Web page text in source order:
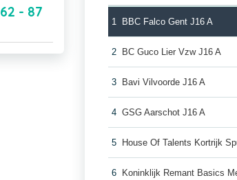
62 - 87
1 BBC Falco Gent J16 A
2 BC Guco Lier Vzw J16 A
3 Bavi Vilvoorde J16 A
4 GSG Aarschot J16 A
5 House Of Talents Kortrijk
6 Koninklijk Remant Basics